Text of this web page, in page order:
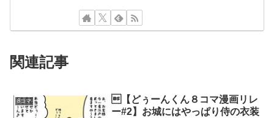
関連記事
8コマ
【どぅーんくん８コマ漫画リレ
ー#2】お城にはやっぱり侍の衣装